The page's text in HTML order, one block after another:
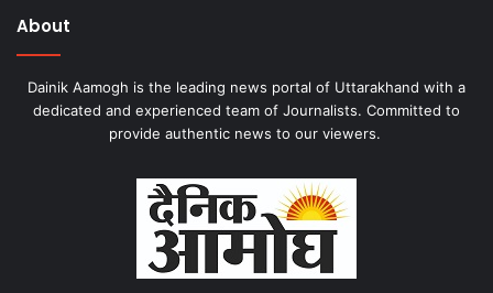
About
Dainik Aamogh is the leading news portal of Uttarakhand with a
dedicated and experienced team of Journalists. Committed to
provide authentic news to our viewers.